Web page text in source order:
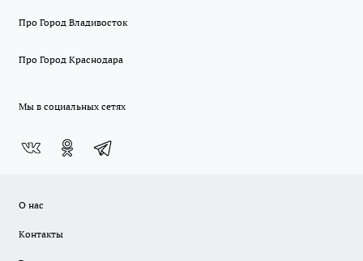
Про Город Владивосток
Про Город Краснодара
Мы в социальных сетях
О нас
Контакты